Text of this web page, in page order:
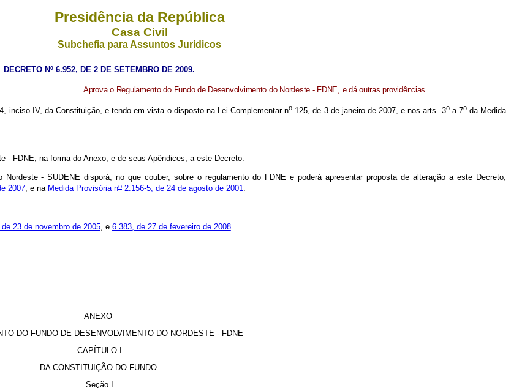
Presidência da República
Casa Civil
Subchefia para Assuntos Jurídicos
DECRETO Nº 6.952, DE 2 DE SETEMBRO DE 2009.
Aprova o Regulamento do Fundo de Desenvolvimento do Nordeste - FDNE, e dá outras providências.
inciso IV, da Constituição, e tendo em vista o disposto na Lei Complementar no125, de 3 de janeiro de 2007, e nos arts. 3oa 7oda Medida
FDNE, na forma do Anexo, e de seus Apêndices, a este Decreto.
- SUDENE disporá, no que couber, sobre o regulamento do FDNE e poderá apresentar proposta de alteração a este Decreto,
2007, e na Medida Provisória no 2.156-5, de 24 de agosto de 2001.
23 de novembro de 2005, e 6.383, de 27 de fevereiro de 2008.
ANEXO
DO FUNDO DE DESENVOLVIMENTO DO NORDESTE - FDNE
CAPÍTULO I
DA CONSTITUIÇÃO DO FUNDO
Seção I